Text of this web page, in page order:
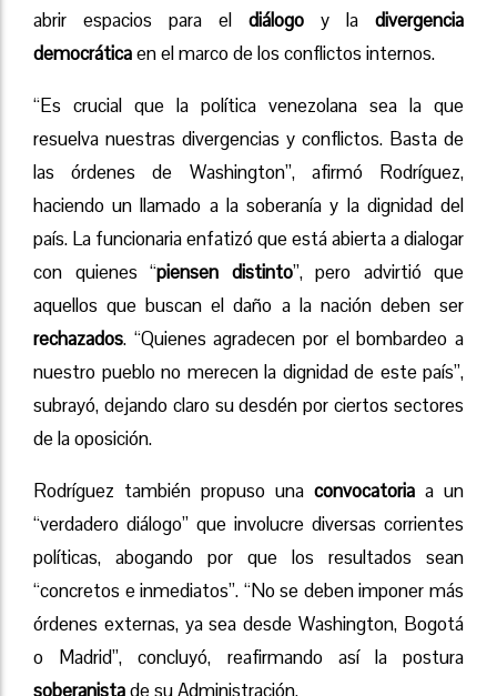
abrir espacios para el diálogo y la divergencia
democráticaen el marco de los conflictos internos.
“Es crucial que la política venezolana sea la que
resuelva nuestras divergencias y conflictos. Basta de
las órdenes de Washington”, afirmó Rodríguez,
haciendo un llamado a la soberanía y la dignidad del
país. La funcionaria enfatizó que está abierta a dialogar
con quienes “piensen distinto”, pero advirtió que
aquellos que buscan el daño a la nación deben ser
rechazados. “Quienes agradecen por el bombardeo a
nuestro pueblo no merecen la dignidad de este país”,
subrayó, dejando claro su desdén por ciertos sectores
de la oposición.
Rodríguez también propuso una convocatoria a un
“verdadero diálogo” que involucre diversas corrientes
políticas, abogando por que los resultados sean
“concretos e inmediatos”. “No se deben imponer más
órdenes externas, ya sea desde Washington, Bogotá
o Madrid”, concluyó, reafirmando así la postura
soberanistade su Administración.